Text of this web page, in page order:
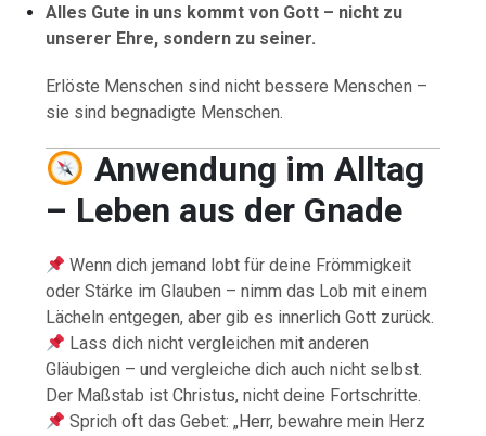
Alles Gute in uns kommt von Gott – nicht zu
unserer Ehre, sondern zu seiner.
Erlöste Menschen sind nicht bessere Menschen –
sie sind begnadigte Menschen.
Anwendung im Alltag
– Leben aus der Gnade
Wenn dich jemand lobt für deine Frömmigkeit
oder Stärke im Glauben – nimm das Lob mit einem
Lächeln entgegen, aber gib es innerlich Gott zurück.
Lass dich nicht vergleichen mit anderen
Gläubigen – und vergleiche dich auch nicht selbst.
Der Maßstab ist Christus, nicht deine Fortschritte.
Sprich oft das Gebet: „Herr, bewahre mein Herz